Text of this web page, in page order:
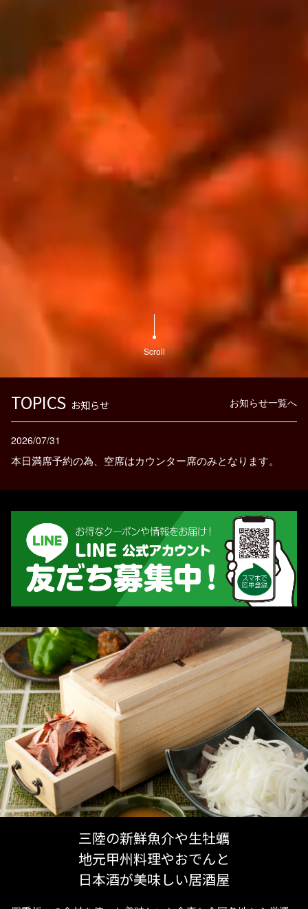
Scroll
TOPICS お知らせ お知らせ一覧へ
2026/07/31
本日満席予約の為、空席はカウンター席のみとなります。
三陸の新鮮魚介や生牡蠣
地元甲州料理やおでんと
日本酒が美味しい居酒屋